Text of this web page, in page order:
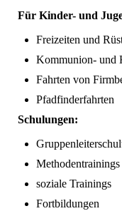
Für Kinder- und
Freizeiten und
Kommunion- und
Fahrten von
Pfadfinderfahrten
Schulungen:
Methodentrainings
soziale Trainings
Fortbildungen